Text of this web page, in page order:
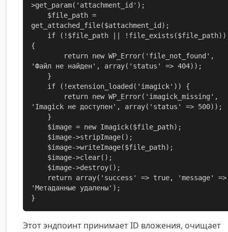
>get_param('attachment_id');
get_attached_file($attachment_id);
{
'Файл не найден', array('status' => 404));
'Imagick не доступен', array('status' => 500));
'Метаданные удалены');
}
Этот эндпоинт принимает ID вложения, очищает